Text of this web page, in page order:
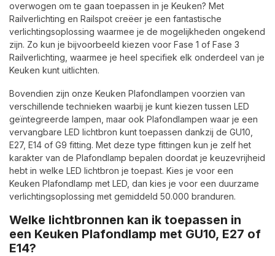
overwogen om te gaan toepassen in je Keuken? Met
Railverlichting en Railspot creëer je een fantastische
verlichtingsoplossing waarmee je de mogelijkheden ongekend
zijn. Zo kun je bijvoorbeeld kiezen voor Fase 1 of Fase 3
Railverlichting, waarmee je heel specifiek elk onderdeel van je
Keuken kunt uitlichten.
Bovendien zijn onze Keuken Plafondlampen voorzien van
verschillende technieken waarbij je kunt kiezen tussen LED
geïntegreerde lampen, maar ook Plafondlampen waar je een
vervangbare LED lichtbron kunt toepassen dankzij de GU10,
E27, E14 of G9 fitting. Met deze type fittingen kun je zelf het
karakter van de Plafondlamp bepalen doordat je keuzevrijheid
hebt in welke LED lichtbron je toepast. Kies je voor een
Keuken Plafondlamp met LED, dan kies je voor een duurzame
verlichtingsoplossing met gemiddeld 50.000 branduren.
Welke lichtbronnen kan ik toepassen in
een Keuken Plafondlamp met GU10, E27 of
E14?